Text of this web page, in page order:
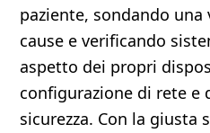
paziente, sondando
cause e verificando
aspetto dei propri
configurazione di rete e
sicurezza. Con la giusta